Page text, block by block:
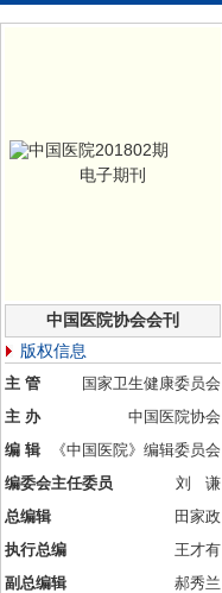
电子期刊
中国医院协会会刊
版权信息
主 管
国家卫生健康委员会
主 办
中国医院协会
编 辑
《中国医院》编辑委员会
编委会主任委员
刘 谦
总编辑
田家政
执行总编
王才有
副总编辑
郝秀兰